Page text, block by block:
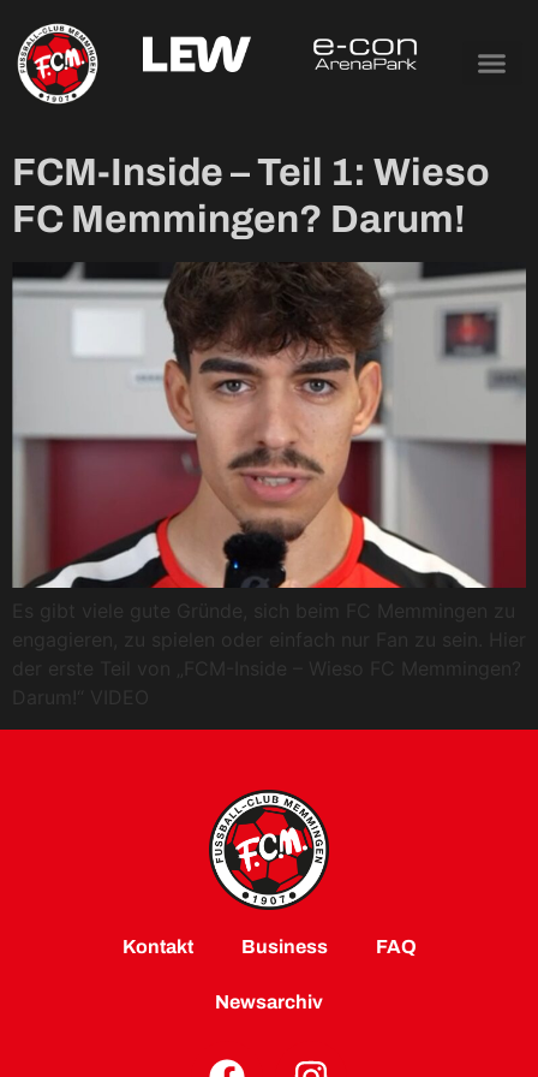
Tag:
14. Dezember
2025
FCM-Inside – Teil 1: Wieso
FC Memmingen? Darum!
Es gibt viele gute Gründe, sich beim FC Memmingen zu
engagieren, zu spielen oder einfach nur Fan zu sein. Hier
der erste Teil von „FCM-Inside – Wieso FC Memmingen?
Darum!“ VIDEO
Kontakt Business FAQ
Newsarchiv